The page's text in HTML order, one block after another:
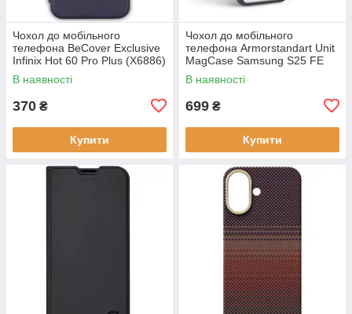
Чохол до мобільного
телефона BeCover Exclusive
Infinix Hot 60 Pro Plus (X6886)
Deep Blue (714717)
В наявності
370 ₴
Купити
Чохол до мобільного
телефона Armorstandart Unit
MagCase Samsung S25 FE
5G Black (ARM89156)
В наявності
699 ₴
Купити